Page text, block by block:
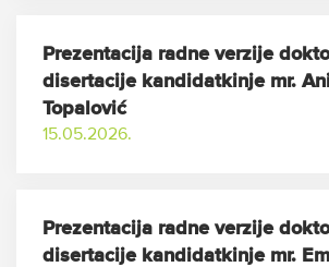
Prezentacija radne verzije
disertacije kandidatkinje mr.
Topalović
15.05.2026.
Prezentacija radne verzije
disertacije kandidatkinje mr.